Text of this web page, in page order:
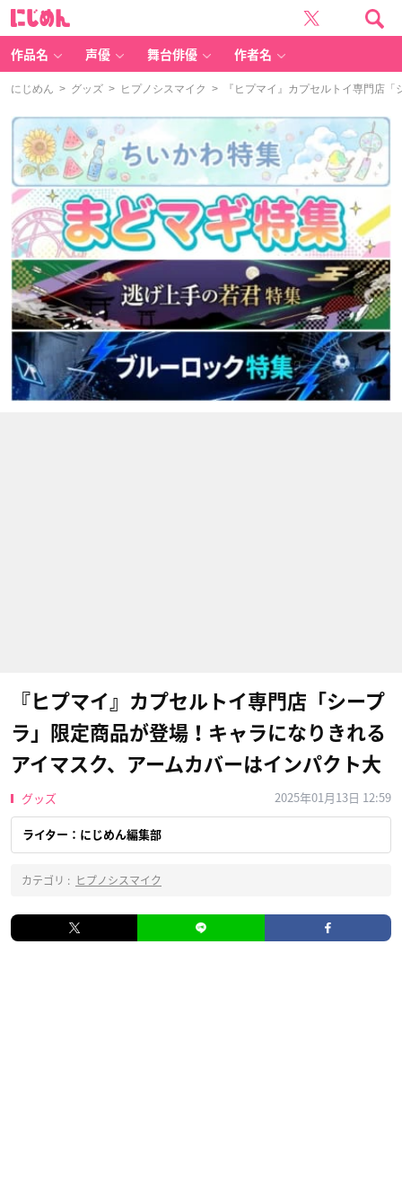
作品名 声優 舞台俳優 作者名
にじめん > グッズ > ヒプノシスマイク > 『ヒプマイ』カプセルトイ専門店「
『ヒプマイ』カプセルトイ専門店「シープ
ラ」限定商品が登場！キャラになりきれる
アイマスク、アームカバーはインパクト大
グッズ 2025年01月13日 12:59
ライター：にじめん編集部
カテゴリ : ヒプノシスマイク